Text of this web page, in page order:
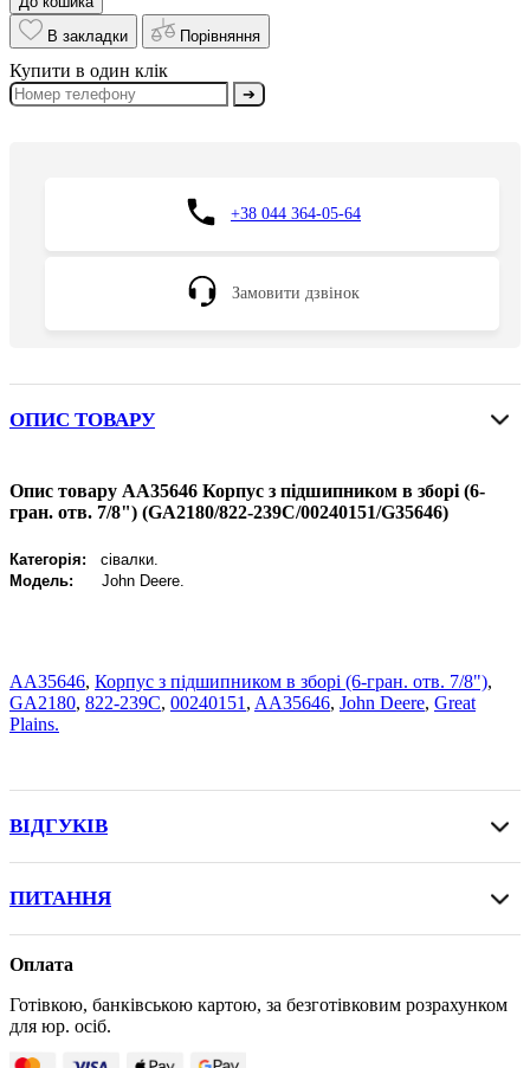
В закладки
Порівняння
Купити в один клік
➔
+38 044 364-05-64
Замовити дзвінок
ОПИС ТОВАРУ
Опис товару AA35646 Корпус з підшипником в зборі (6-
гран. отв. 7/8") (GA2180/822-239C/00240151/G35646)
Категорія: сівалки.
Модель: John Deere.
AA35646, Корпус з підшипником в зборі (6-гран. отв. 7/8"),
GA2180, 822-239C, 00240151, AA35646, John Deere, Great
Plains.
ВІДГУКІВ
ПИТАННЯ
Оплата
Готівкою, банківською картою, за безготівковим розрахунком
для юр. осіб.